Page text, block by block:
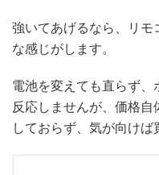
強いてあげるなら、リモ
な感じがします。
電池を変えても直らず
反応しませんが、価格
しておらず、気が向けば